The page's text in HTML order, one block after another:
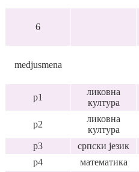
6
medjusmena
p1
ликовна
култура
p2
ликовна
култура
p3
српски језик
p4
математика